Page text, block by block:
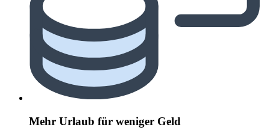
Mehr Urlaub für weniger Geld